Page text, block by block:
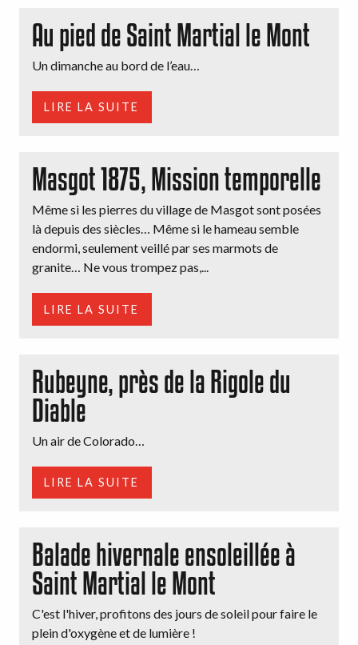
Au pied de Saint Martial le Mont
Un dimanche au bord de l’eau…
LIRE LA SUITE
Masgot 1875, Mission temporelle
Même si les pierres du village de Masgot sont posées
là depuis des siècles… Même si le hameau semble
endormi, seulement veillé par ses marmots de
granite… Ne vous trompez pas,...
LIRE LA SUITE
Rubeyne, près de la Rigole du
Diable
Un air de Colorado…
LIRE LA SUITE
Balade hivernale ensoleillée à
Saint Martial le Mont
C'est l'hiver, profitons des jours de soleil pour faire le
plein d'oxygène et de lumière !